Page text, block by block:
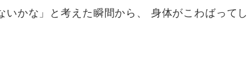
いかな」と考えた瞬間から、 身体がこわばってし